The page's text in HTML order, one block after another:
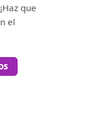
que
el